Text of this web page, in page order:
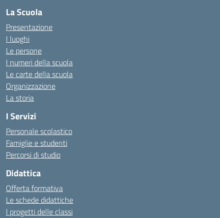
La Scuola
Presentazione
I luoghi
Le persone
I numeri della scuola
Le carte della scuola
Organizzazione
La storia
I Servizi
Personale scolastico
Famiglie e studenti
Percorsi di studio
Didattica
Offerta formativa
Le schede didattiche
I progetti delle classi